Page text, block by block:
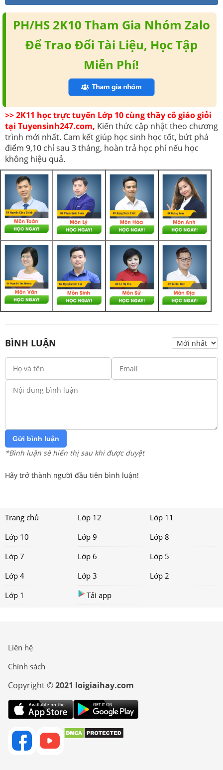
PH/HS 2K10 Tham Gia Nhóm Zalo
Để Trao Đổi Tài Liệu, Học Tập
Miễn Phí!
>> 2K11 học trực tuyến Lớp 10 cùng thầy cô giáo giỏi
tại Tuyensinh247.com, Kiến thức cập nhật theo chương
trình mới nhất. Cam kết giúp học sinh học tốt, bứt phá
điểm 9,10 chỉ sau 3 tháng, hoàn trả học phí nếu học
không hiệu quả.
BÌNH LUẬN
Gửi bình luận
*Bình luận sẽ hiển thị sau khi được duyệt
Hãy trở thành người đầu tiên bình luận!
Trang chủ Lớp 12
Lớp 11
Lớp 10
Lớp 9
Lớp 8
Lớp 7
Lớp 6
Lớp 5
Lớp 4
Lớp 3
Lớp 2
Lớp 1
Tải app
Liên hệ
Chính sách
Copyright ©2021 loigiaihay.com